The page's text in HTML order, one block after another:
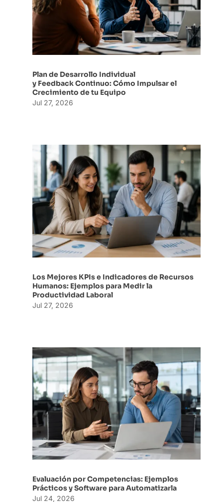
Plan de Desarrollo Individual
y Feedback Continuo: Cómo Impulsar el
Crecimiento de tu Equipo
Jul 27, 2026
Los Mejores KPIs e Indicadores de Recursos
Humanos: Ejemplos para Medir la
Productividad Laboral
Jul 27, 2026
Evaluación por Competencias: Ejemplos
Prácticos y Software para Automatizarla
Jul 24, 2026